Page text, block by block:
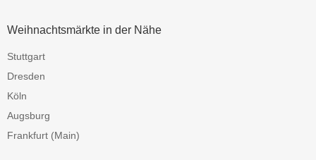
Weihnachtsmärkte in der Nähe
Stuttgart
Dresden
Köln
Augsburg
Frankfurt (Main)